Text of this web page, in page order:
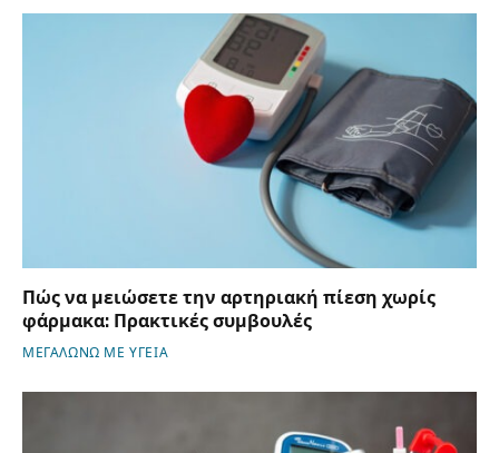
Πώς να μειώσετε την αρτηριακή πίεση χωρίς
φάρμακα: Πρακτικές συμβουλές
ΜΕΓΑΛΩΝΩ ΜΕ ΥΓΕΙΑ